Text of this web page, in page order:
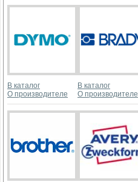
В каталог
О производителе
В каталог
О производителе